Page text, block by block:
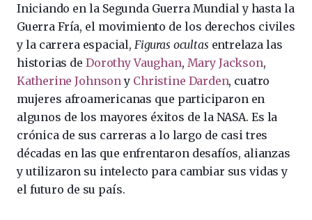
Iniciando en la Segunda Guerra Mundial y hasta la
Guerra Fría, el movimiento de los derechos civiles
y la carrera espacial, Figuras ocultas entrelaza las
historias deDorothy Vaughan, Mary Jackson,
Katherine Johnson y Christine Darden, cuatro
mujeres afroamericanas que participaron en
algunos de los mayores éxitos de la NASA. Es la
crónica de sus carreras a lo largo de casi tres
décadas en las que enfrentaron desafíos, alianzas
y utilizaron su intelecto para cambiar sus vidas y
el futuro de su país.